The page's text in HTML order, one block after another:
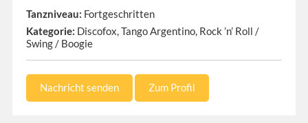
Tanzniveau: Fortgeschritten
Kategorie: Discofox, Tango Argentino, Rock ’n’ Roll /
Swing / Boogie
Nachricht senden Zum Profil